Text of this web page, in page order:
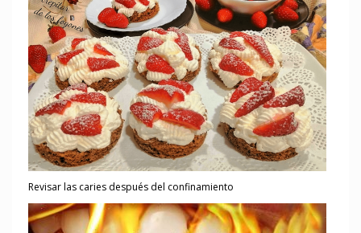
Revisar las caries después del confinamiento